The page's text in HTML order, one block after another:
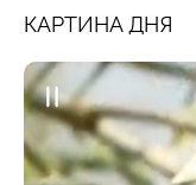
КАРТИНА ДНЯ